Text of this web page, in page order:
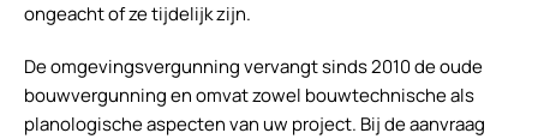
ongeacht of ze tijdelijk zijn.
De omgevingsvergunning vervangt sinds 2010 de oude
bouwvergunning en omvat zowel bouwtechnische als
planologische aspecten van uw project. Bij de aanvraag